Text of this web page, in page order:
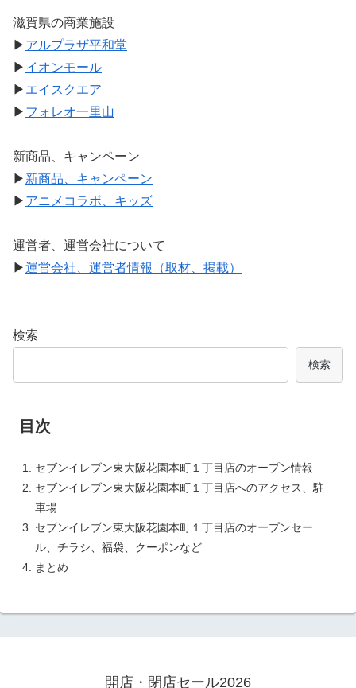
滋賀県の商業施設
▶ アルプラザ平和堂
▶ イオンモール
▶ エイスクエア
▶ フォレオ一里山
新商品、キャンペーン
▶ 新商品、キャンペーン
▶ アニメコラボ、キッズ
運営者、運営会社について
▶運営会社、運営者情報（取材、掲載）
検索
検索
目次
セブンイレブン東大阪花園本町１丁目店のオープン情報
セブンイレブン東大阪花園本町１丁目店へのアクセス、駐
車場
セブンイレブン東大阪花園本町１丁目店のオープンセー
ル、チラシ、福袋、クーポンなど
まとめ
開店・閉店セール2026